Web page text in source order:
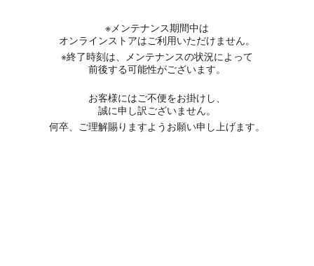
※メンテナンス期間中は
オンラインストアはご利用いただけません。
※終了時刻は、メンテナンスの状況によって
前後する可能性がございます。
お客様にはご不便をお掛けし、
誠に申し訳ございません。
何卒、ご理解賜りますようお願い申し上げます。